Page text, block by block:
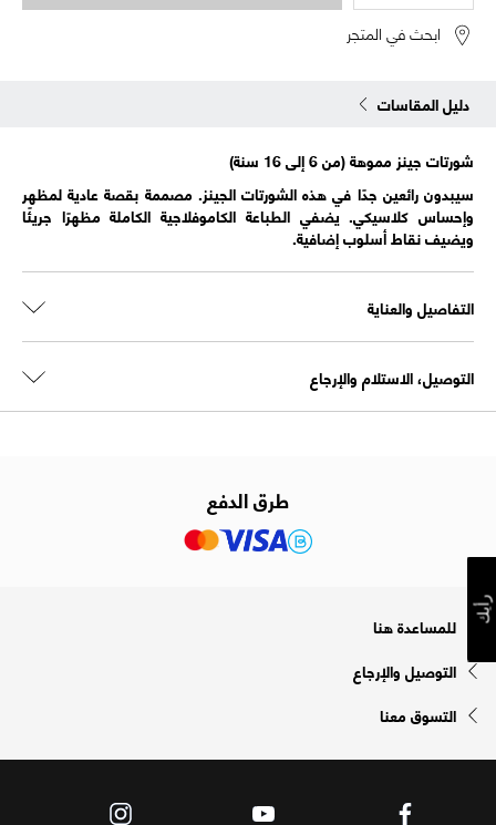
ابحث في المتجر
دليل المقاسات
شورتات جينز مموهة (من 6 إلى 16 سنة)
سيبدون رائعين جدًا في هذه الشورتات الجينز. مصممة بقصة عادية لمظهر
وإحساس كلاسيكي. يضفي الطباعة الكاموفلاجية الكاملة مظهرًا جريئًا
ويضيف نقاط أسلوب إضافية.
التفاصيل والعناية
التوصيل، الاستلام والإرجاع
طرق الدفع
للمساعدة هنا
التوصيل والإرجاع
التسوق معنا
رأيك